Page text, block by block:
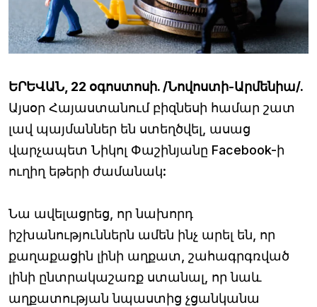
ԵՐԵՎԱՆ, 22 օգոստոսի. /Նովոստի-Արմենիա/.
Այսօր Հայաստանում բիզնեսի համար շատ
լավ պայմաններ են ստեղծվել, ասաց
վարչապետ Նիկոլ Փաշինյանը Facebook-ի
ուղիղ եթերի ժամանակ:
Նա ավելացրեց, որ նախորդ
իշխանություններն ամեն ինչ արել են, որ
քաղաքացին լինի աղքատ, շահագրգռված
լինի ընտրակաշառք ստանալ, որ նաև
աղքատության նպաստից չցանկանա